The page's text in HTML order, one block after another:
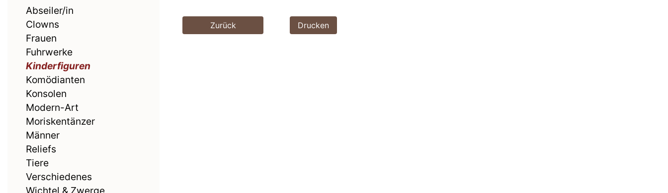
Abseiler/in
Clowns
Frauen
Fuhrwerke
Kinderfiguren
Komödianten
Konsolen
Modern-Art
Moriskentänzer
Männer
Reliefs
Tiere
Verschiedenes
Wichtel & Zwerge
Zurück Drucken